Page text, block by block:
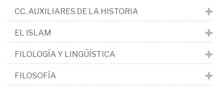
CC. AUXILIARES DE LA HISTORIA
EL ISLAM
FILOLOGÍA Y LINGÜÍSTICA
FILOSOFÍA